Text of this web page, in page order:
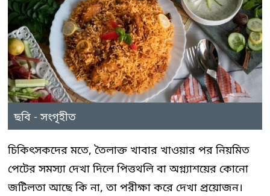
ছবি - সংগৃহীত
চিকিৎসকদের মতে, তৈলাক্ত খাবার খাওয়ার পর নিয়মিত
পেটের সমস্যা দেখা দিলে পিত্তথলি বা অগ্ন্যাশয়ের কোনো
জটিলতা আছে কি না, তা পরীক্ষা করে দেখা প্রয়োজন।